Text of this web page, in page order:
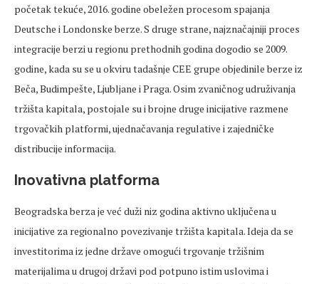
početak tekuće, 2016. godine obeležen procesom spajanja
Deutsche i Londonske berze. S druge strane, najznačajniji proces
integracije berzi u regionu prethodnih godina dogodio se 2009.
godine, kada su se u okviru tadašnje CEE grupe objedinile berze iz
Beča, Budimpešte, Ljubljane i Praga. Osim zvaničnog udruživanja
tržišta kapitala, postojale su i brojne druge inicijative razmene
trgovačkih platformi, ujednačavanja regulative i zajedničke
distribucije informacija.
Inovativna platforma
Beogradska berza je već duži niz godina aktivno uključena u
inicijative za regionalno povezivanje tržišta kapitala. Ideja da se
investitorima iz jedne države omogući trgovanje tržišnim
materijalima u drugoj državi pod potpuno istim uslovima i